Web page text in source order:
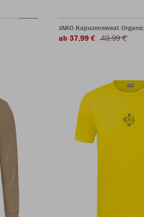
JAKO Kapuzensweat Organic
ab 37,99 € 49,99 €